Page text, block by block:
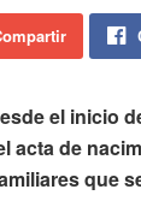
el inicio
acta de
que